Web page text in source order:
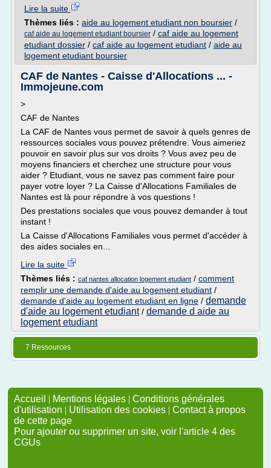
Lire la suite
Thèmes liés : aide au logement etudiant non boursier /
caf aide au logement etudiant boursier / caf aide au logement
etudiant dossier / caf aide au logement etudiant / aide au
logement etudiant boursier
CAF de Nantes - Caisse d'Allocations ... -
Immojeune.com
>
CAF de Nantes
La CAF de Nantes vous permet de savoir à quels genres de
ressources sociales vous pouvez prétendre. Vous aimeriez
pouvoir en savoir plus sur vos droits ? Vous avez peu de
moyens financiers et cherchez une structure pour vous
aider ? Etudiant, vous ne savez pas comment faire pour
payer votre loyer ? La Caisse d'Allocations Familiales de
Nantes est là pour répondre à vos questions !
Des prestations sociales que vous pouvez demander à tout
instant !
La Caisse d'Allocations Familiales vous permet d'accéder à
des aides sociales en...
Lire la suite
Thèmes liés : caf nantes allocation logement etudiant / comment
remplir une demande d'aide au logement etudiant /
demande d'aide au logement etudiant en ligne / demande
d'aide au logement etudiant/ demande d aide au
logement etudiant
7 Ressources
Accueil | Mentions légales | Conditions générales
d'utilisation | Utilisation des cookies | Contact à propos
de cette page
Pour ajouter ou supprimer un site, voir l'article 4 des
CGUs